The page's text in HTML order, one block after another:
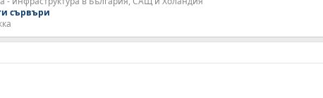
сървъри